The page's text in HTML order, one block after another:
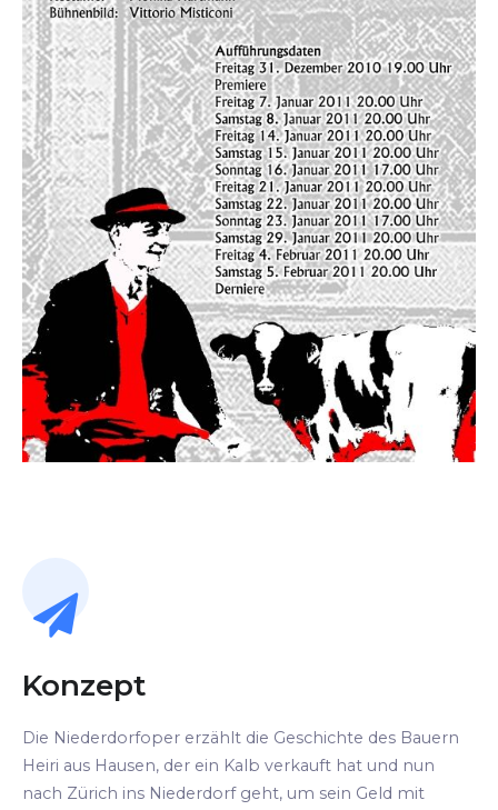
Konzept
Die Niederdorfoper erzählt die Geschichte des Bauern
Heiri aus Hausen, der ein Kalb verkauft hat und nun
nach Zürich ins Niederdorf geht, um sein Geld mit